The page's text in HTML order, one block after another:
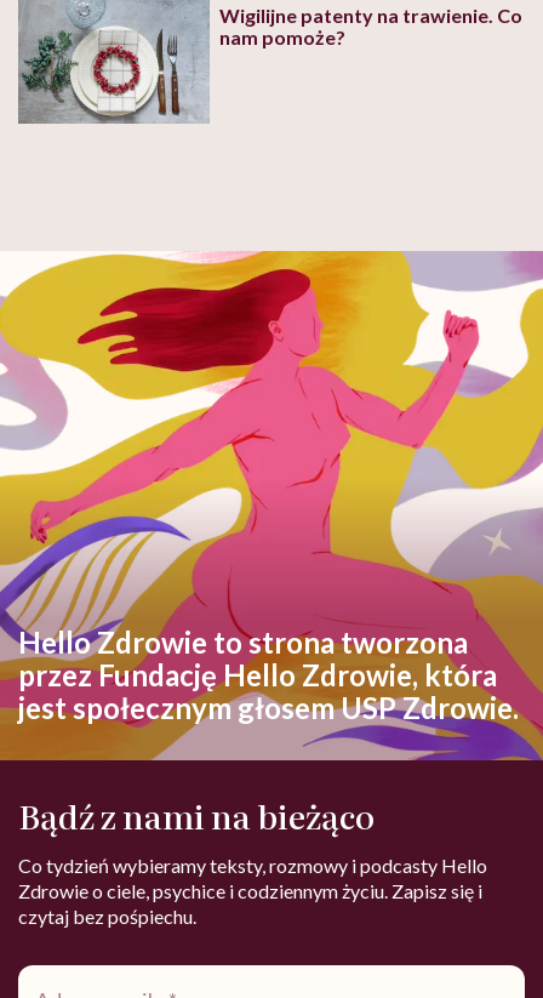
Wigilijne patenty na trawienie. Co
nam pomoże?
Hello Zdrowie to strona tworzona
przez Fundację Hello Zdrowie, która
jest społecznym głosem USP Zdrowie.
Bądź z nami na bieżąco
Co tydzień wybieramy teksty, rozmowy i podcasty Hello
Zdrowie o ciele, psychice i codziennym życiu. Zapisz się i
czytaj bez pośpiechu.
Adres